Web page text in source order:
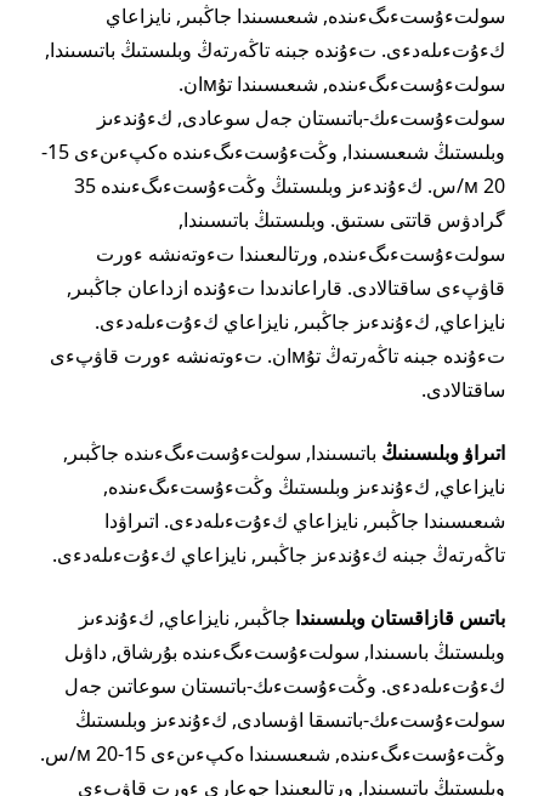
سولتءۇستءىگءىندە, شىعىسىندا جاڭبىر, نايزاعاي
كءۇتءىلەدءى. تءۇندە جبنە تاڭەرتەڭ وبلىستىڭ باتىسىندا,
سولتءۇستءىگءىندە, شىعىسىندا تۇмان.
سولتءۇستءىك-باتىستان جەل سوعادى, كءۇندءىز
وبلىستىڭ شىعىسىندا, وڭتءۇستءىگءىندە ەكپءىنءى 15-
20 м/س. كءۇندءىز وبلىستىڭ وڭتءۇستءىگءىندە 35
گرادۋس قاتتى ىستىق. وبلىستىڭ باتىسىندا,
سولتءۇستءىگءىندە, ورتالىعىندا تءوتەنشە ءورت
قاۋپءى ساقتالادى. قاراعاندىدا تءۇندە ازداعان جاڭبىر,
نايزاعاي, كءۇندءىز جاڭبىر, نايزاعاي كءۇتءىلەدءى.
تءۇندە جبنە تاڭەرتەڭ تۇмان. تءوتەنشە ءورت قاۋپءى
ساقتالادى.
اتىراۋ وبلىسىنىڭ باتىسىندا, سولتءۇستءىگءىندە جاڭبىر,
نايزاعاي, كءۇندءىز وبلىستىڭ وڭتءۇستءىگءىندە,
شىعىسىندا جاڭبىر, نايزاعاي كءۇتءىلەدءى. اتىراۋدا
تاڭەرتەڭ جبنە كءۇندءىز جاڭبىر, نايزاعاي كءۇتءىلەدءى.
باتىس قازاقستان وبلىسىندا جاڭبىر, نايزاعاي, كءۇندءىز
وبلىستىڭ باىسىندا, سولتءۇستءىگءىندە بۇرشاق, داۋىل
كءۇتءىلەدءى. وڭتءۇستءىك-باتىستان سوعاتىن جەل
سولتءۇستءىك-باتىسقا اۋىسادى, كءۇندءىز وبلىستىڭ
وڭتءۇستءىگءىندە, شىعىسىندا ەكپءىنءى 15-20 м/س.
وبلىستىڭ باتىسىندا, ورتالىعىندا جوعارى ءورت قاۋپءى